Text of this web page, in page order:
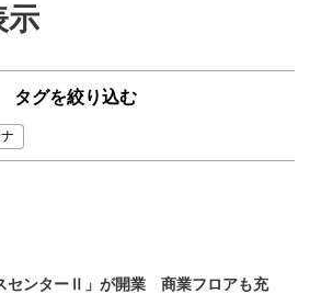
示
タグを絞り込む
センターⅡ」が開業 商業フロアも充